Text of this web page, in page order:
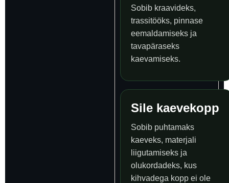
Sobib kraavideks,
trassitööks, pinnase
eemaldamiseks ja
tavapäraseks
kaevamiseks.
Sile kaevekopp
Sobib puhtamaks
kaeveks, materjali
liigutamiseks ja
olukordadeks, kus
kihvadega kopp ei ole